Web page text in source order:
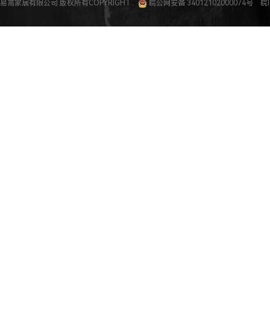
易高家居有限公司 版权所有COPYRIGHT 皖公网安备 34012102000074号 皖